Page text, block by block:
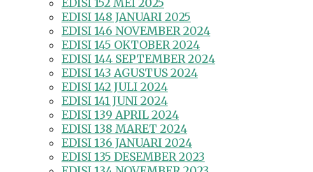
EDISI 152 MEI 2025
EDISI 148 JANUARI 2025
EDISI 146 NOVEMBER 2024
EDISI 145 OKTOBER 2024
EDISI 144 SEPTEMBER 2024
EDISI 143 AGUSTUS 2024
EDISI 142 JULI 2024
EDISI 141 JUNI 2024
EDISI 139 APRIL 2024
EDISI 138 MARET 2024
EDISI 136 JANUARI 2024
EDISI 135 DESEMBER 2023